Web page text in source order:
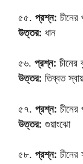
৫৫. প্রশ্ন:
উত্তর: ধান
৫৬. প্রশ্ন:
উত্তর: তিব্বত
৫৭. প্রশ্ন:
উত্তর: গুয়াংঝো
৫৮. প্রশ্ন: